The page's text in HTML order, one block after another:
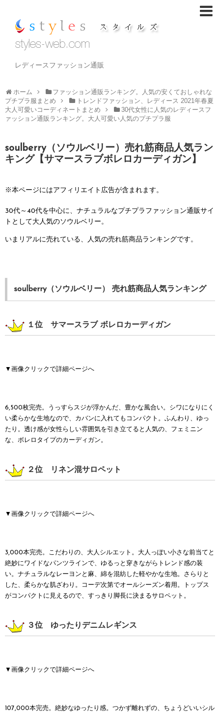
レディースファッション通販
ホーム
ファッション通販ランキング。人気の安くておしゃれな
プチプラ服まとめ
トレンドファッション、レディース 2021年春夏
大人可愛いコーディネートまとめ
30代女性に人気のレディースフ
ァッション通販ランキング。大人可愛い人気のプチプラ服
soulberry（ソウルベリー）売れ筋商品人気ラン
キング【サマースラブボレロカーディガン】
※本ページにはアフィリエイト広告が含まれます。
30代～40代を中心に、ナチュラルなプチプラファッション通販サイ
トとして大人気のソウルベリー。
いまリアルに売れている、人気の売れ筋商品ランキングです。
soulberry（ソウルベリー） 売れ筋商品人気ランキング
１位 サマースラブ ボレロカーディガン
▼画像クリックで詳細ページへ
6,500枚完売。うっすらスジが浮かんだ、豊かな風合い。シワになりにく
い柔らかな生地なので、カバンに入れてもコンパクト。ふんわり、ゆっ
たり。透け感が女性らしい雰囲気を引き立てると人気の、フェミニン
な、ボレロタイプのカーディガン。
２位 リネン混サロペット
▼画像クリックで詳細ページへ
3,000本完売。こだわりの、大人シルエット。大人っぽい小さな前当てと
絶妙にワイドなパンツラインで、ゆるっと穿きながらトレンド感の装
い。ナチュラルなレーヨンと麻、綿を混紡した軽やかな生地。さらりと
した、柔らかな肌ざわり。コーデ次第でオールシーズン着用。トップス
がコンパクトに見えるので、すっきり脚長に決まるサロペット。
３位 ゆったりデニムレギンス
▼画像クリックで詳細ページへ
107,000本完売。絶妙なゆったり感。つかず離れずの、ちょうどいいシル